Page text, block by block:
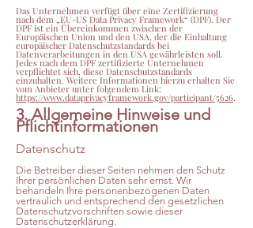
Das Unternehmen verfügt über eine Zertifizierung
nach dem „EU-US Data Privacy Framework“ (DPF). Der
DPF ist ein Übereinkommen zwischen der
Europäischen Union und den USA, der die Einhaltung
europäischer Datenschutzstandards bei
Datenverarbeitungen in den USA gewährleisten soll.
Jedes nach dem DPF zertifizierte Unternehmen
verpflichtet sich, diese Datenschutzstandards
einzuhalten. Weitere Informationen hierzu erhalten Sie
vom Anbieter unter folgendem Link:
https://www.dataprivacyframework.gov/participant/5626.
3. Allgemeine Hinweise und
Pflichtinformationen
Datenschutz
Die Betreiber dieser Seiten nehmen den Schutz
Ihrer persönlichen Daten sehr ernst. Wir
behandeln Ihre personenbezogenen Daten
vertraulich und entsprechend den gesetzlichen
Datenschutzvorschriften sowie dieser
Datenschutzerklärung.